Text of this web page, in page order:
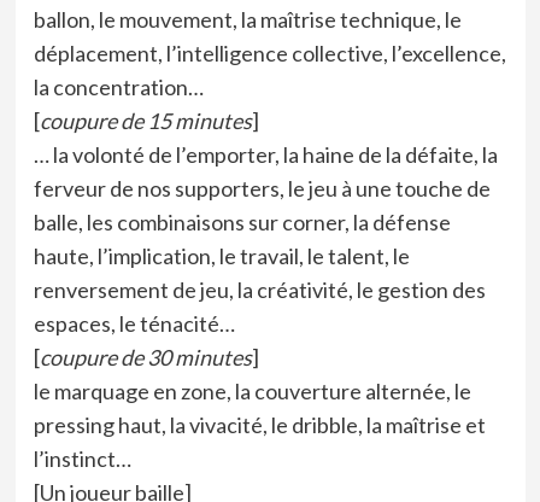
ballon, le mouvement, la maîtrise technique, le
déplacement, l’intelligence collective, l’excellence,
la concentration…
[coupure de 15 minutes]
… la volonté de l’emporter, la haine de la défaite, la
ferveur de nos supporters, le jeu à une touche de
balle, les combinaisons sur corner, la défense
haute, l’implication, le travail, le talent, le
renversement de jeu, la créativité, le gestion des
espaces, le ténacité…
[coupure de 30 minutes]
le marquage en zone, la couverture alternée, le
pressing haut, la vivacité, le dribble, la maîtrise et
l’instinct…
[Un joueur baille]